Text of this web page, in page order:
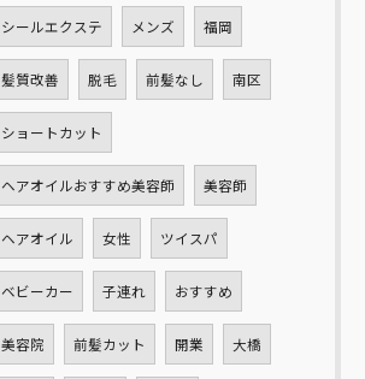
シールエクステ メンズ 福岡
髪質改善 脱毛 前髪なし 南区
ショートカット
ヘアオイルおすすめ美容師 美容師
ヘアオイル 女性 ツイスパ
ベビーカー 子連れ おすすめ
美容院 前髪カット 開業 大橋